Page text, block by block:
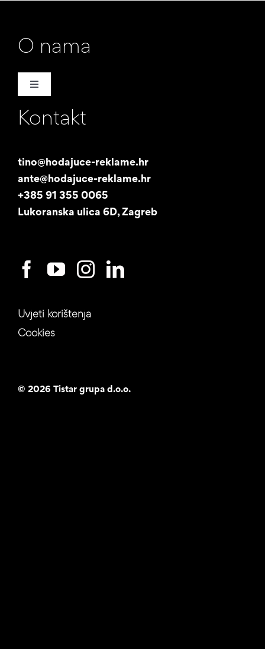
O nama
Toggle
Naša priča
Studentski posao
Kontakt
tino@hodajuce-reklame.hr
ante@hodajuce-reklame.hr
+385 91 355 0065
Lukoranska ulica 6D, Zagreb
Uvjeti korištenja
Cookies
© 2026 Tistar grupa d.o.o.